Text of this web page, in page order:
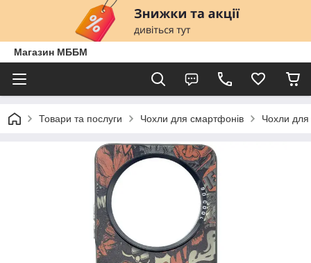
Магазин МББМ
Товари та послуги Чохли для смартфонів Чохли